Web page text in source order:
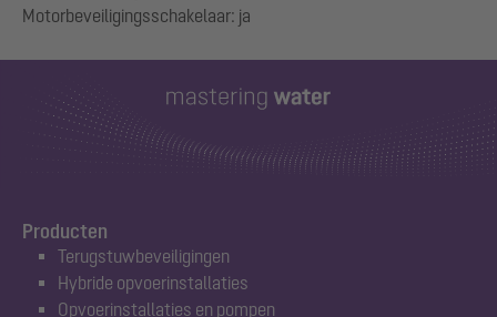
Producten
Terugstuwbeveiligingen
Hybride opvoerinstallaties
Opvoerinstallaties en pompen